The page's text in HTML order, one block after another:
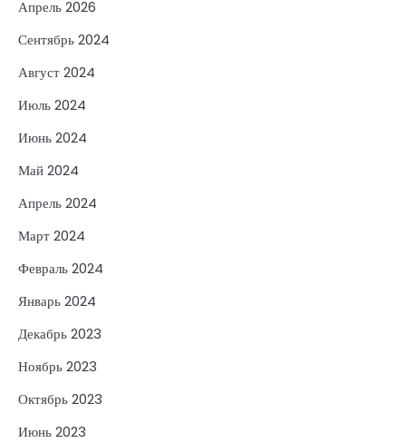
Апрель 2026
Сентябрь 2024
Август 2024
Июль 2024
Июнь 2024
Май 2024
Апрель 2024
Март 2024
Февраль 2024
Январь 2024
Декабрь 2023
Ноябрь 2023
Октябрь 2023
Июнь 2023